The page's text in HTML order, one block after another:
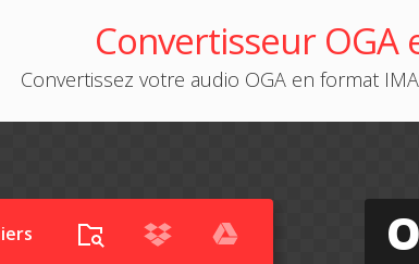
Convertisseur OGA
Convertissez votre audio OGA en format